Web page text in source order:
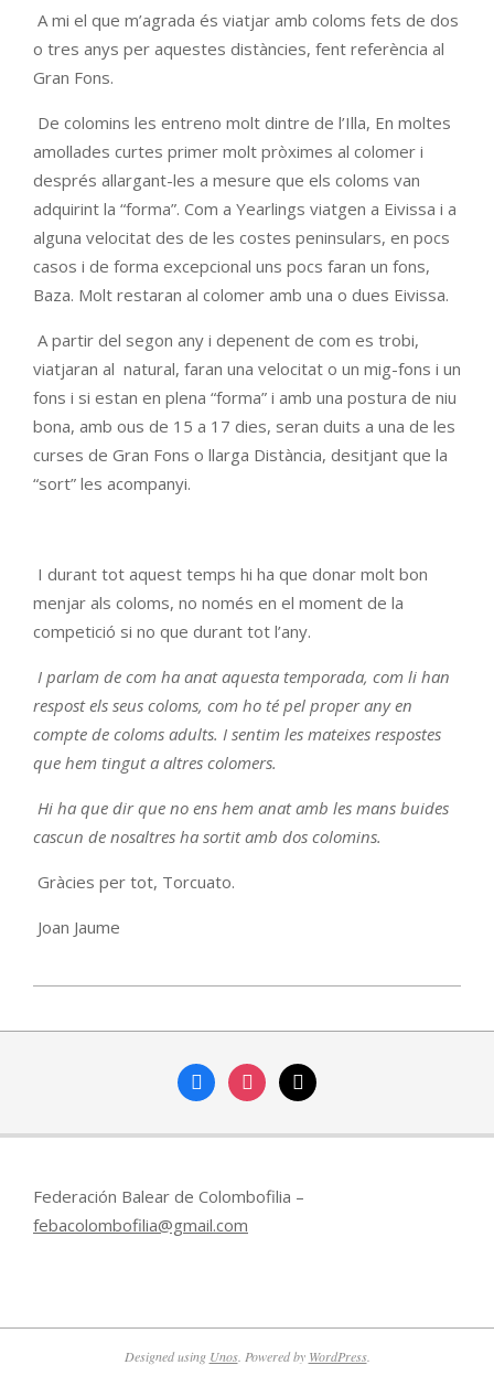
A mi el que m’agrada és viatjar amb coloms fets de dos
o tres anys per aquestes distàncies, fent referència al
Gran Fons.
De colomins les entreno molt dintre de l’Illa, En moltes
amollades curtes primer molt pròximes al colomer i
després allargant-les a mesure que els coloms van
adquirint la “forma”. Com a Yearlings viatgen a Eivissa i a
alguna velocitat des de les costes peninsulars, en pocs
casos i de forma excepcional uns pocs faran un fons,
Baza. Molt restaran al colomer amb una o dues Eivissa.
A partir del segon any i depenent de com es trobi,
viatjaran al natural, faran una velocitat o un mig-fons i un
fons i si estan en plena “forma” i amb una postura de niu
bona, amb ous de 15 a 17 dies, seran duits a una de les
curses de Gran Fons o llarga Distància, desitjant que la
“sort” les acompanyi.
I durant tot aquest temps hi ha que donar molt bon
menjar als coloms, no només en el moment de la
competició si no que durant tot l’any.
I parlam de com ha anat aquesta temporada, com li han
respost els seus coloms, com ho té pel proper any en
compte de coloms adults. I sentim les mateixes respostes
que hem tingut a altres colomers.
Hi ha que dir que no ens hem anat amb les mans buides
cascun de nosaltres ha sortit amb dos colomins.
Gràcies per tot, Torcuato.
Joan Jaume
08-
facebookinstagram
mail
Federación Balear de Colombofilia –
febacolombofilia@gmail.com
Designed using Unos. Powered by WordPress.